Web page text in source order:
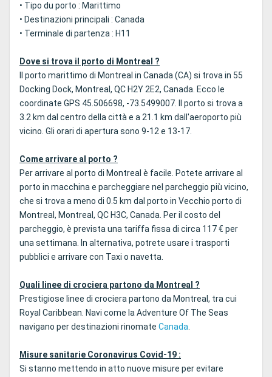
• Tipo du porto : Marittimo
• Destinazioni principali : Canada
• Terminale di partenza : H11
Dove si trova il porto di Montreal ?
Il porto marittimo di Montreal in Canada (CA) si trova in 55
Docking Dock, Montreal, QC H2Y 2E2, Canada. Ecco le
coordinate GPS 45.506698, -73.5499007. Il porto si trova a
3.2 km dal centro della città e a 21.1 km dall'aeroporto più
vicino. Gli orari di apertura sono 9-12 e 13-17.
Come arrivare al porto ?
Per arrivare al porto di Montreal è facile. Potete arrivare al
porto in macchina e parcheggiare nel parcheggio più vicino,
che si trova a meno di 0.5 km dal porto in Vecchio porto di
Montreal, Montreal, QC H3C, Canada. Per il costo del
parcheggio, è prevista una tariffa fissa di circa 117 € per
una settimana. In alternativa, potrete usare i trasporti
pubblici e arrivare con Taxi o navetta.
Quali linee di crociera partono da Montreal ?
Prestigiose linee di crociera partono da Montreal, tra cui
Royal Caribbean. Navi come la Adventure Of The Seas
navigano per destinazioni rinomate Canada.
Misure sanitarie Coronavirus Covid-19 :
Si stanno mettendo in atto nuove misure per evitare